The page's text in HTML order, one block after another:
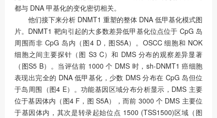
都与 DNA 甲基化的变化密切相关。
他们接下来分析 DNMT1 重塑的整体 DNA 低甲基化模式图
片。DNMT1 靶向引起的大多数差异低甲基化位点位于 CpG 岛
周围而非 CpG 岛内（图4 D，图S5A）。OSCC 细胞和 NOK
细胞之间主要探针（图 S3 C）和 DMS 分布的观察差异显著
（图S5 B）。当评估前 1000 个 DMS 时，sh-DNMT1 癌细胞
表现出完全的 DNA 低甲基化，少数 DMS 分布在 CpG 岛但位
于岛周围（图4 E）。功能基因区域分布分析显示，DMS 主要
位于基因体内（图4 F，图 S5A），而前 3000 个 DMS 主要位
于基因体内，其次是转录起始位点 1500 (TSS1500)区域（图